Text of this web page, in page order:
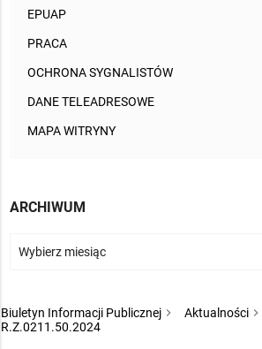
EPUAP
PRACA
OCHRONA SYGNALISTÓW
DANE TELEADRESOWE
MAPA WITRYNY
ARCHIWUM
Biuletyn Informacji Publicznej Aktualności
R.Z.0211.50.2024